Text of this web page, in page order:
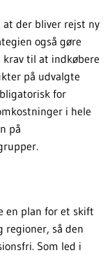
der bliver rejst ny
også gøre
til at indkøbere
på udvalgte
for
i hele
på
en plan for et skift
så den
Som led i